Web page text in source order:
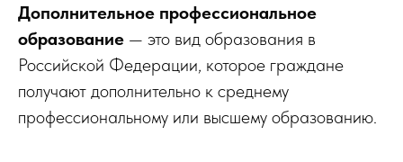
Дополнительное профессиональное
образование — это вид образования в
Российской Федерации, которое граждане
получают дополнительно к среднему
профессиональному или высшему образованию.